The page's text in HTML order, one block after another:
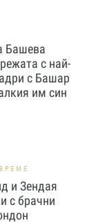
Башева
с най-
с Башар
им син
и Зендая
с брачни